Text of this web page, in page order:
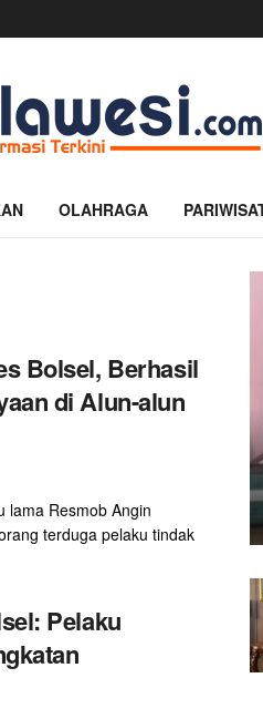
OLAHRAGA
Bolsel, Berhasil
di Alun-alun
lama Resmob Angin
terduga pelaku tindak
Pelaku